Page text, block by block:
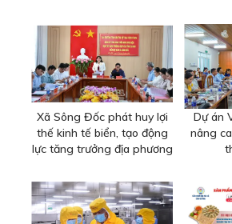
Xã Sông Đốc phát huy lợi
thế kinh tế biển, tạo động
lực tăng trưởng địa phương
Dự án
nâng